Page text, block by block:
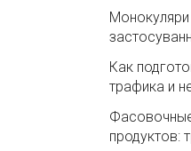
Монокуляри
Как
трафика и
продуктов: